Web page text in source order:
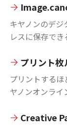
キヤノンのデ
レスに保存でき
プリント枚
プリントする
ヤノンオンライ
Creative